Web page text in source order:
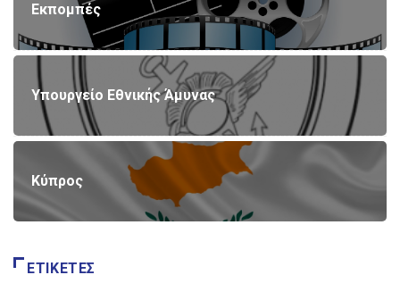
Εκπομπές
Υπουργείο Εθνικής Άμυνας
Κύπρος
ΕΤΙΚΈΤΕΣ